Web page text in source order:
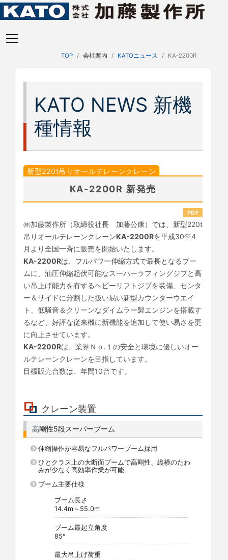
TOP 会社案内 KATOニュース KA-2200R
KATO NEWS 新機
種情報
新型220t吊りオールテレーンクレーン
KA-2200R 新発売
PDF
㈱加藤製作所（取締役社長 加藤公康）では、新型220t
吊りオールテレーンクレーンKA-2200Rを平成30年4
月より全国一斉に販売を開始いたします。
KA-2200Rは、フルパワー伸縮方式で最長となるブー
ムに、油圧伸縮起伏可能なスーパーラフィングジブと高
い吊上げ能力を有するヘビーリフトジブを装備、センタ
ー＆サイドに分割した扱い易い新型カウンターウエイ
ト、低騒音＆クリーンなダイムラー製エンジンを搭載す
るなど、好評な従来機に新機能を追加して使い易さを更
に向上させています。
KA-2200Rは、業界Ｎｏ.１の安全と環境に優しいオー
ルテレーンクレーンを目指しています。
目標販売台数は、年間10台です。
クレーン装置
高剛性5段スーパーブーム
伸縮操作が容易なフルパワーブーム採用
ひとクラス上の大断面ブームで高剛性、縦横のたわ
みが少なく高効率作業が可能
ブーム主要仕様
ブーム長さ
14.4m～55.0m
ブーム最起立角度
85°
最大吊上げ荷重